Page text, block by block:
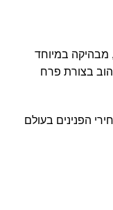
מבהיקה במיוחד
בצורת פרח
הפנינים בעולם